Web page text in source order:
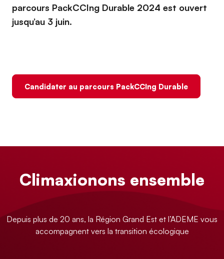
parcours PackCCIng Durable 2024 est ouvert
jusqu’au 3 juin.
Candidater au parcours PackCCIng Durable
Climaxionons ensemble
Depuis plus de 20 ans, la Région Grand Est et l’ADEME vous
accompagnent vers la transition écologique